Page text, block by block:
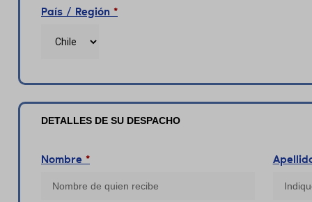
País / Región *
DETALLES DE SU DESPACHO
Nombre *